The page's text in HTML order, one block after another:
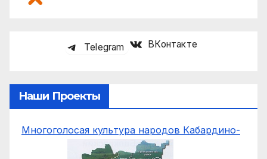
Telegram ВКонтакте
Наши Проекты
Многоголосая культура народов Кабардино-